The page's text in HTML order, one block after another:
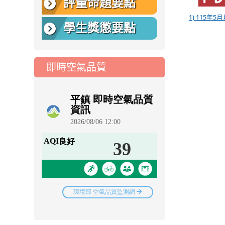
1) 115年5
評量命題要點
學生獎懲要點
即時空氣品質